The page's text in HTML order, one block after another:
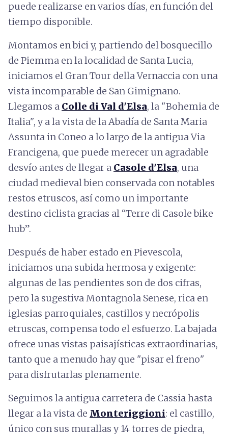
puede realizarse en varios días, en función del
tiempo disponible.
Montamos en bici y, partiendo del bosquecillo
de Piemma en la localidad de Santa Lucia,
iniciamos el Gran Tour della Vernaccia con una
vista incomparable de San Gimignano.
Llegamos a Colle di Val d'Elsa, la "Bohemia de
Italia", y a la vista de la Abadía de Santa Maria
Assunta in Coneo a lo largo de la antigua Via
Francigena, que puede merecer un agradable
desvío antes de llegar a Casole d'Elsa, una
ciudad medieval bien conservada con notables
restos etruscos, así como un importante
destino ciclista gracias al “Terre di Casole bike
hub”.
Después de haber estado en Pievescola,
iniciamos una subida hermosa y exigente:
algunas de las pendientes son de dos cifras,
pero la sugestiva Montagnola Senese, rica en
iglesias parroquiales, castillos y necrópolis
etruscas, compensa todo el esfuerzo. La bajada
ofrece unas vistas paisajísticas extraordinarias,
tanto que a menudo hay que "pisar el freno"
para disfrutarlas plenamente.
Seguimos la antigua carretera de Cassia hasta
llegar a la vista de Monteriggioni: el castillo,
único con sus murallas y 14 torres de piedra,